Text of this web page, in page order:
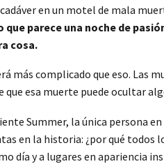
en un motel de mala
parece una noche de
cosa.
más complicado que eso. Las
que esa muerte puede ocultar
Summer, la única persona
en la historia: ¿por qué
día y a lugares en apariencia